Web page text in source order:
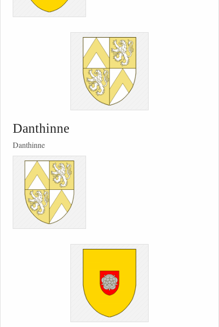
Danthinne
Danthinne